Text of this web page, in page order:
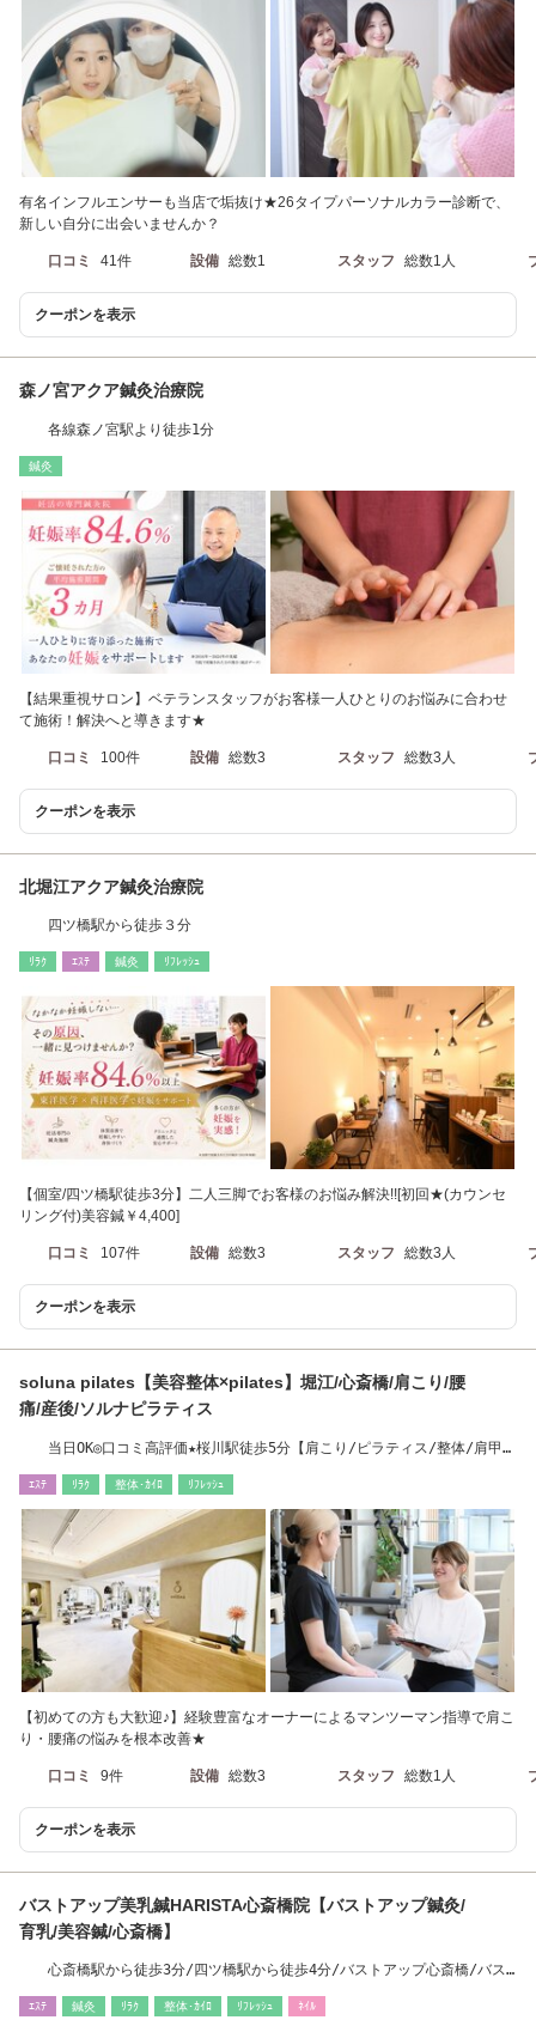
有名インフルエンサーも当店で垢抜け★26タイプパーソナルカラー診断で、
新しい自分に出会いませんか？
口コミ 41件 設備 総数1 スタッフ 総数1人
クーポンを表示
森ノ宮アクア鍼灸治療院
各線森ノ宮駅より徒歩1分
鍼灸
【結果重視サロン】ベテランスタッフがお客様一人ひとりのお悩みに合わせ
て施術！解決へと導きます★
口コミ 100件 設備 総数3 スタッフ 総数3人
クーポンを表示
北堀江アクア鍼灸治療院
四ツ橋駅から徒歩３分
ﾘﾗｸ ｴｽﾃ 鍼灸 ﾘﾌﾚｯｼｭ
【個室/四ツ橋駅徒歩3分】二人三脚でお客様のお悩み解決!![初回★(カウンセ
リング付)美容鍼￥4,400]
口コミ 107件 設備 総数3 スタッフ 総数3人
クーポンを表示
soluna pilates【美容整体×pilates】堀江/心斎橋/肩こり/腰
痛/産後/ソルナピラティス
当日OK◎口コミ高評価★桜川駅徒歩5分【肩こり/ピラティス/整体/肩甲
ｴｽﾃ ﾘﾗｸ 整体･ｶｲﾛ ﾘﾌﾚｯｼｭ
【初めての方も大歓迎♪】経験豊富なオーナーによるマンツーマン指導で肩こ
り・腰痛の悩みを根本改善★
口コミ 9件 設備 総数3 スタッフ 総数1人
クーポンを表示
バストアップ美乳鍼HARISTA心斎橋院【バストアップ鍼灸/
育乳/美容鍼/心斎橋】
心斎橋駅から徒歩3分/四ツ橋駅から徒歩4分/バストアップ心斎橋/バス
ｴｽﾃ 鍼灸 ﾘﾗｸ 整体･ｶｲﾛ ﾘﾌﾚｯｼｭ ﾈｲﾙ